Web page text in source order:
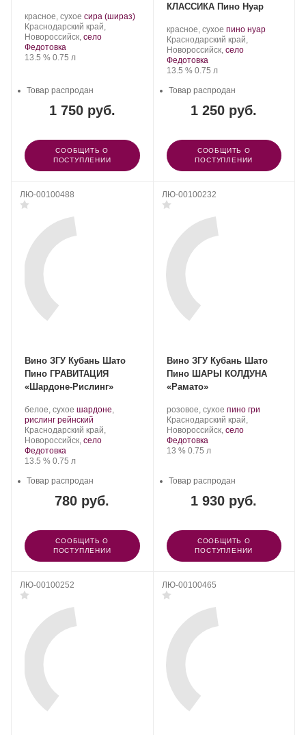
Производитель:
Шато
Пино.
красное, сухое .
Сорт
винограда:
сира (шираз).
Регион:
Краснодарский край,
Новороссийск, село
Федотовка
Крепость
13.5 %. Объем
0.75 л
1 750 руб.
Товар распродан
СООБЩИТЬ О
ПОСТУПЛЕНИИ
КЛАССИКА Пино Нуар
Производитель:
Шато
Пино.
красное, сухое .
Сорт
винограда:
пино нуар.
Регион:
Краснодарский край,
Новороссийск, село
Федотовка
Крепость
13.5 %. Объем
0.75 л
1 250 руб.
Товар распродан
СООБЩИТЬ О
ПОСТУПЛЕНИИ
ЛЮ-00100488
Вино ЗГУ Кубань Шато
Пино ГРАВИТАЦИЯ
«Шардоне-Рислинг»
Производитель:
Шато
Пино.
белое, сухое .
Сорт
винограда:
шардоне,
рислинг рейнский
Регион:
Краснодарский край,
Новороссийск, село
Федотовка
Крепость
13.5 %. Объем
0.75 л
780 руб.
Товар распродан
СООБЩИТЬ О
ПОСТУПЛЕНИИ
ЛЮ-00100232
Вино ЗГУ Кубань Шато
Пино ШАРЫ КОЛДУНА
«Рамато»
Производитель:
Шато
Пино.
розовое, сухое .
Сорт
винограда:
пино гри.
Регион:
Краснодарский край,
Новороссийск, село
Федотовка
Крепость
13 %. Объем
0.75 л
1 930 руб.
Товар распродан
СООБЩИТЬ О
ПОСТУПЛЕНИИ
ЛЮ-00100252 ЛЮ-00100465